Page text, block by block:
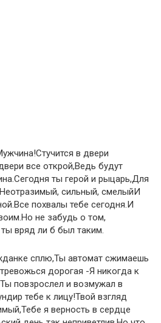
в двери
все открой,Ведь будут
ты герой и рыцарь,Для
сильный, смелыйИ
похвалы тебе сегодня.И
не забудь о том,
вряд ли б был таким.
сплю,Ты автомат сжимаешь
дорогая -Я никогда к
повзрослел и возмужал в
тебе к лицу!Твой взгляд
я верность в сердце